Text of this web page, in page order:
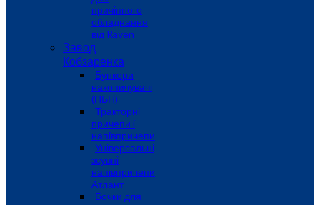
причіпного
обладнання
від Raven
Завод
Кобзаренка
Бункери
накопичувачі
(ПБН)
Тракторні
причепи i
напiвпричепи
Універсальні
зсувні
напівпричепи
Атлант
Бочки для